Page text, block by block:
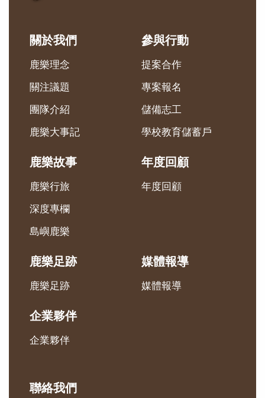
關於我們
鹿樂理念
關注議題
團隊介紹
鹿樂大事記
參與行動
提案合作
專案報名
儲備志工
學校教育儲蓄戶
鹿樂故事
鹿樂行旅
深度專欄
島嶼鹿樂
年度回顧
年度回顧
鹿樂足跡
鹿樂足跡
媒體報導
媒體報導
企業夥伴
企業夥伴
聯絡我們